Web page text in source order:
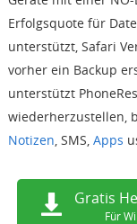
Erfolgsquote für
unterstützt, Safari
vorher ein Backup
unterstützt
wiederherzustellen,
Notizen, SMS, Apps
Gratis
Für